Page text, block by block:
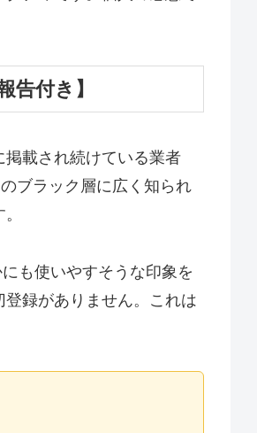
告付き】
載され続けている業者
ブラック層に広く知られ
も使いやすそうな印象を
録がありません。これは